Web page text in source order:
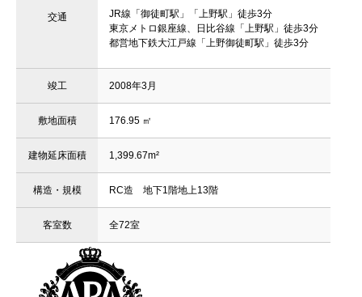
交通
JR線「御徒町駅」「上野駅」徒歩3分
東京メトロ銀座線、日比谷線「上野駅」徒歩3分
都営地下鉄大江戸線「上野御徒町駅」徒歩3分
竣工 2008年3月
敷地面積 176.95 ㎡
建物延床面積 1,399.67m²
構造・規模 RC造 地下1階地上13階
客室数 全72室